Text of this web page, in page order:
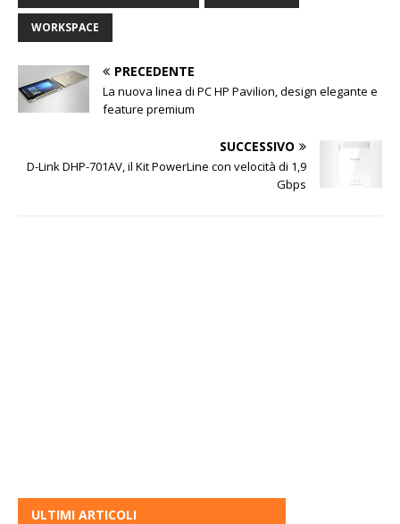
WORKSPACE
PRECEDENTE
La nuova linea di PC HP Pavilion, design elegante e
feature premium
SUCCESSIVO
D-Link DHP-701AV, il Kit PowerLine con velocità di 1,9
Gbps
ULTIMI ARTICOLI